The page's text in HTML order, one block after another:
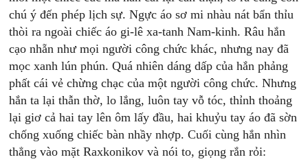
chú ý đến phép lịch sự. Ngực áo sơ mi nhàu nát bẩn thỉu
thòi ra ngoài chiếc áo gi-lê xa-tanh Nam-kinh. Râu hắn
cạo nhẵn như mọi người công chức khác, nhưng nay đã
mọc xanh lún phún. Quá nhiên dáng dấp của hắn phảng
phất cái vẻ chừng chạc của một người công chức. Nhưng
hắn ta lại thẫn thờ, lo lắng, luôn tay vỗ tóc, thỉnh thoảng
lại giơ cả hai tay lên ôm lấy đầu, hai khuỷu tay áo đã sờn
chống xuống chiếc bàn nhầy nhợp. Cuối cùng hắn nhìn
thẳng vào mặt Raxkonikov và nói to, giọng rắn rỏi: